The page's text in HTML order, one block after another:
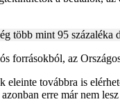
több mint 95 százaléka
forrásokból, az
továbbra is
erre már nem